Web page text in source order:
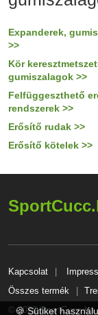
Expanderek,
>>
Kör
gumiszalagok >>
Felfüggeszthető
rendszerek >>
Erősítő rudak >>
Erősítő kötelek >>
Kapcsolat
Összes termék
© 2026 SportCucc.hu
🍪 Sütiket